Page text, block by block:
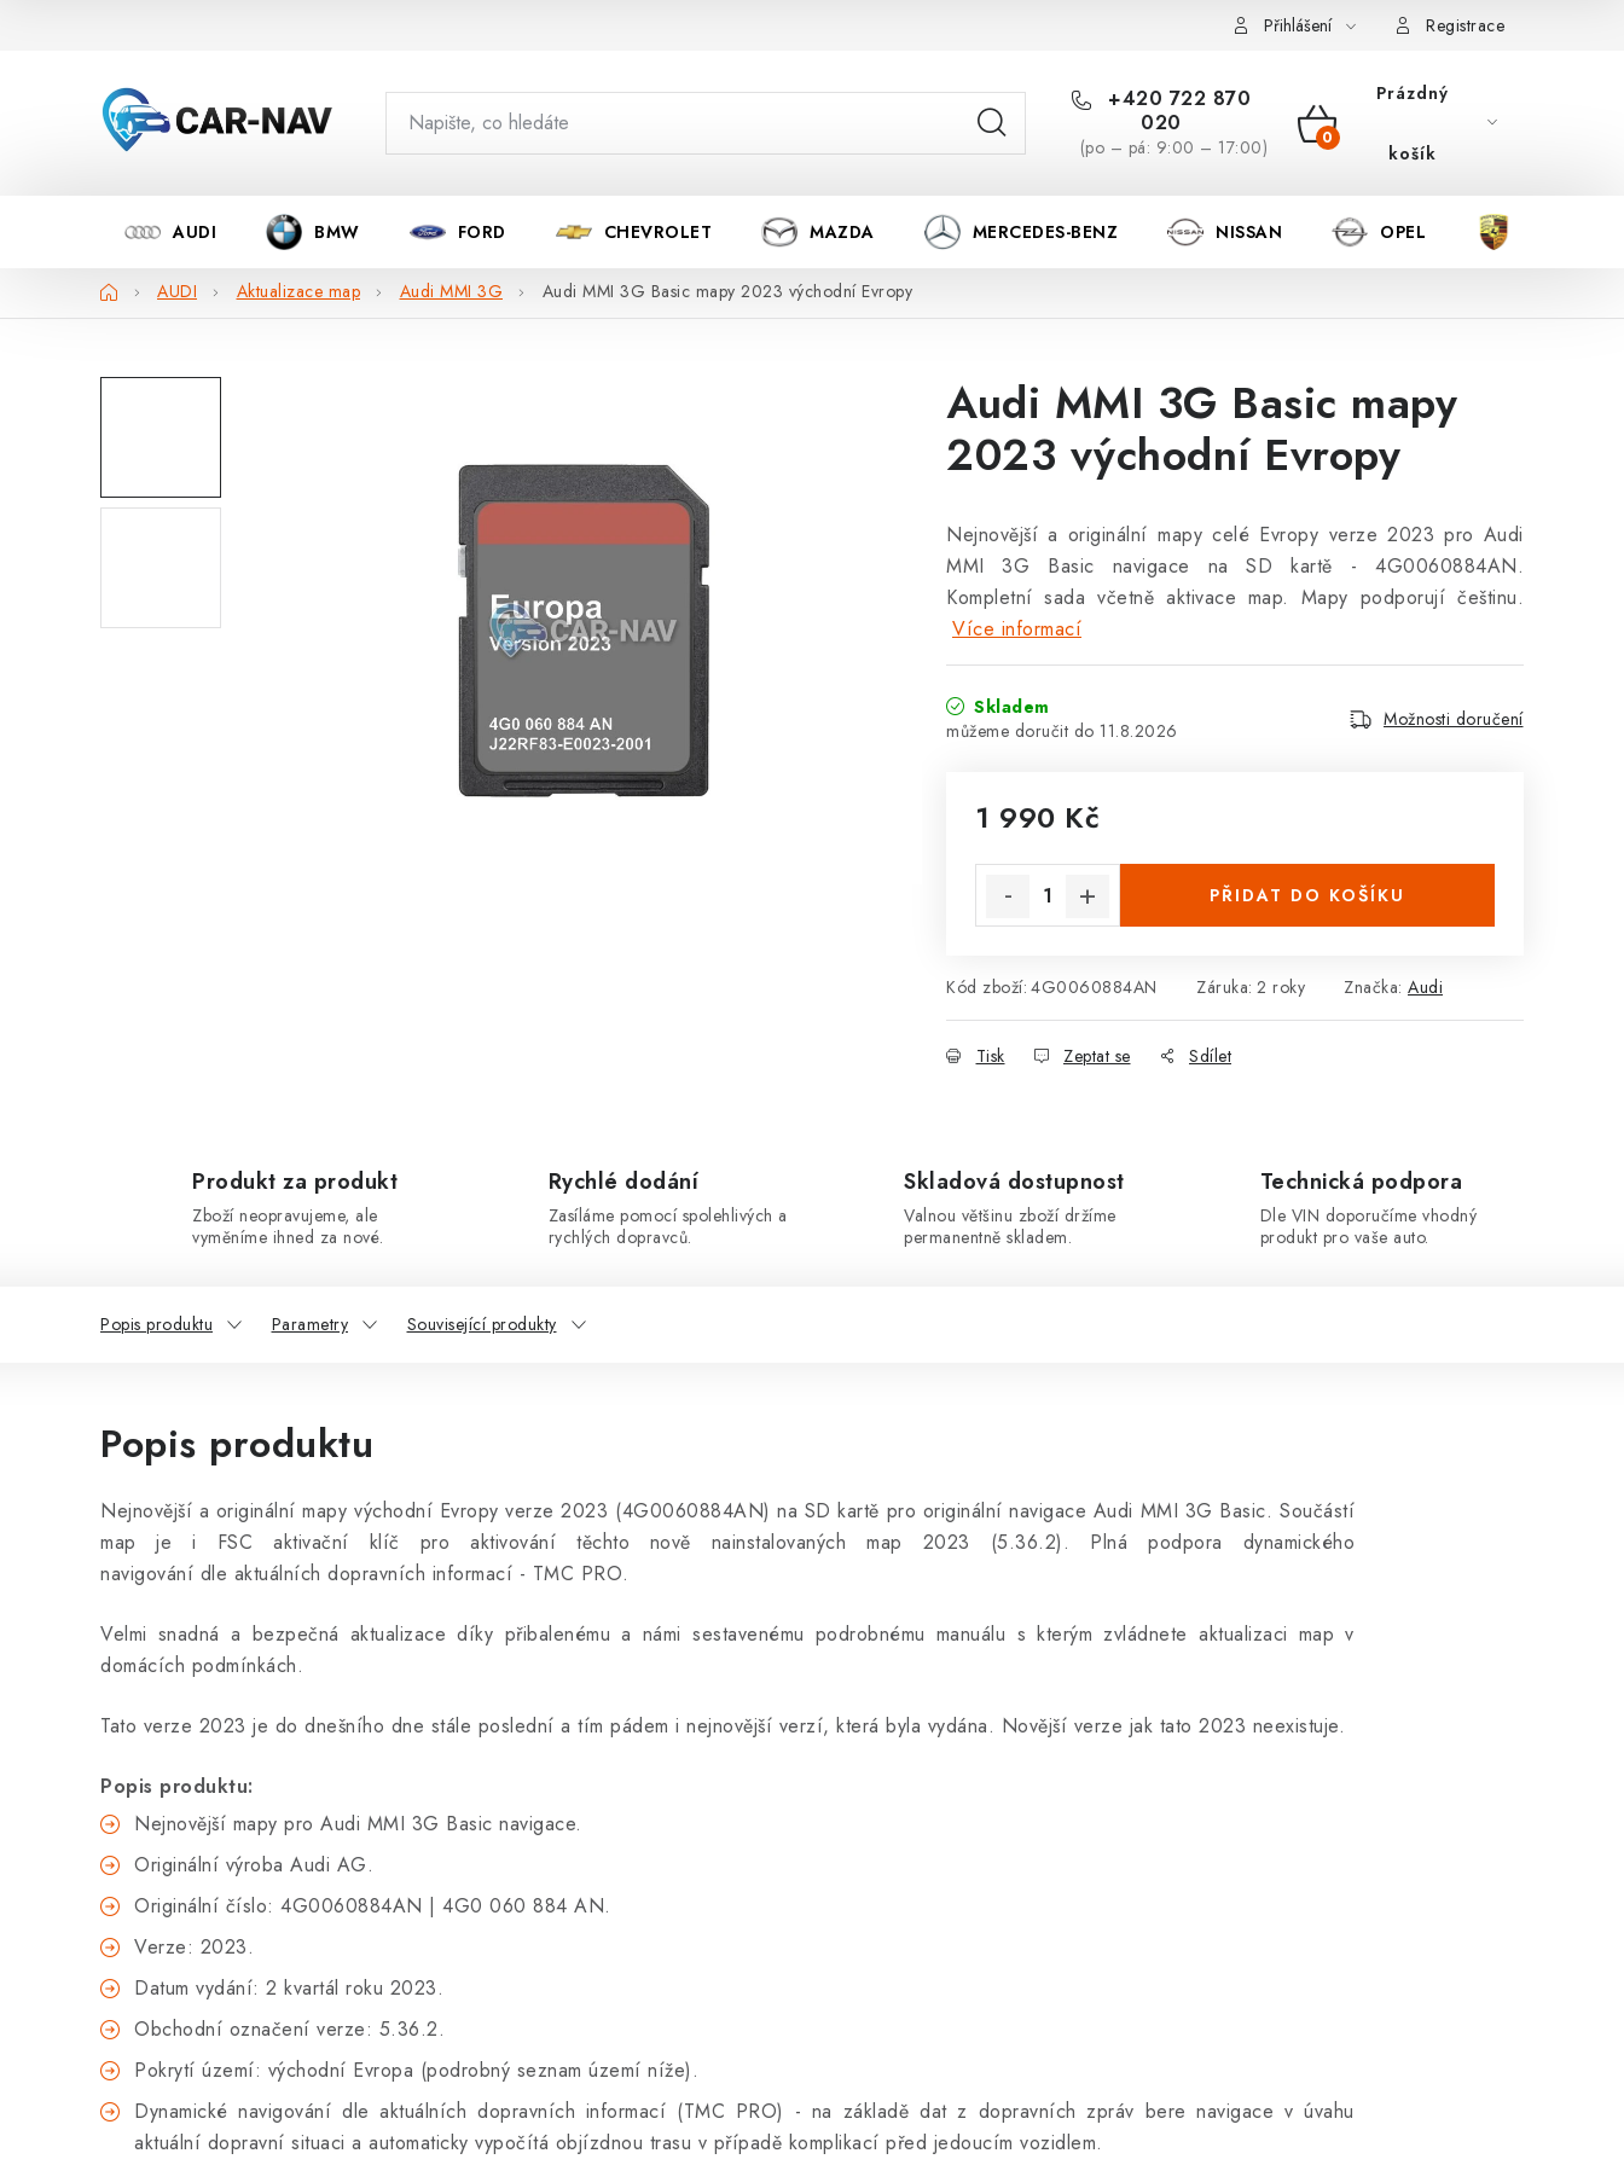
Přihlášení Registrace
+420 722 870
020
(po – pá: 9:00 – 17:00)
NÁKUPNÍ
KOŠÍK
Prázdný
košík
AUDI BMW FORD CHEVROLET MAZDA MERCEDES-BENZ NISSAN OPEL
DomůAUDI Aktualizace map Audi MMI 3G Audi MMI 3G Basic mapy 2023 východní Evropy
Audi MMI 3G Basic mapy
2023 východní Evropy
Nejnovější a originální mapy celé Evropy verze 2023 pro Audi
MMI 3G Basic navigace na SD kartě - 4G0060884AN.
Kompletní sada včetně aktivace map. Mapy podporují češtinu.
Více informací
Skladem
11.8.2026
Možnosti doručení
1 990 Kč
PŘIDAT DO KOŠÍKU
Kód zboží: 4G0060884AN Záruka: 2 roky Značka: Audi
Tisk Zeptat se Sdílet
Produkt za produkt
Zboží neopravujeme, ale
vyměníme ihned za nové.
Rychlé dodání
Zasíláme pomocí spolehlivých a
rychlých dopravců.
Skladová dostupnost
Valnou většinu zboží držíme
permanentně skladem.
Technická podpora
Dle VIN doporučíme vhodný
produkt pro vaše auto.
Popis produktu Parametry Související produkty
Popis produktu
Nejnovější a originální mapy východní Evropy verze 2023 (4G0060884AN) na SD kartě pro originální navigace Audi MMI 3G Basic. Součástí
map je i FSC aktivační klíč pro aktivování těchto nově nainstalovaných map 2023 (5.36.2). Plná podpora dynamického
navigování dle aktuálních dopravních informací - TMC PRO.
Velmi snadná a bezpečná aktualizace díky přibalenému a námi sestavenému podrobnému manuálu s kterým zvládnete aktualizaci map v
domácích podmínkách.
Tato verze 2023 je do dnešního dne stále poslední a tím pádem i nejnovější verzí, která byla vydána. Novější verze jak tato 2023 neexistuje.
Popis produktu:
Nejnovější mapy pro Audi MMI 3G Basic navigace.
Originální výroba Audi AG.
Originální číslo: 4G0060884AN | 4G0 060 884 AN.
Verze: 2023.
Datum vydání: 2 kvartál roku 2023.
Obchodní označení verze: 5.36.2.
Pokrytí území: východní Evropa (podrobný seznam území níže).
Dynamické navigování dle aktuálních dopravních informací (TMC PRO) - na základě dat z dopravních zpráv bere navigace v úvahu
aktuální dopravní situaci a automaticky vypočítá objízdnou trasu v případě komplikací před jedoucím vozidlem.